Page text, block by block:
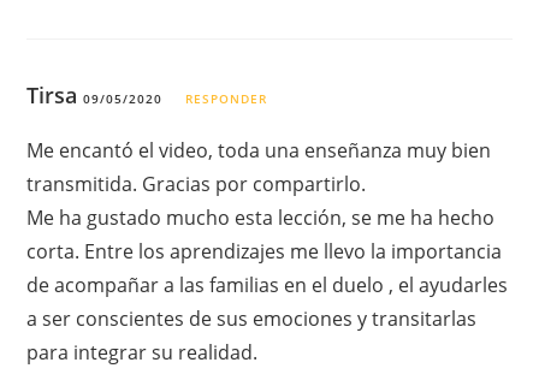
Tirsa09/05/2020 RESPONDER
Me encantó el video, toda una enseñanza muy bien
transmitida. Gracias por compartirlo.
Me ha gustado mucho esta lección, se me ha hecho
corta. Entre los aprendizajes me llevo la importancia
de acompañar a las familias en el duelo , el ayudarles
a ser conscientes de sus emociones y transitarlas
para integrar su realidad.